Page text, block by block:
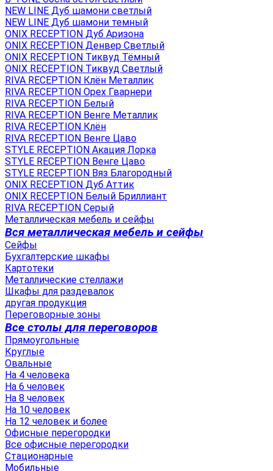
NEW LINE Дуб шамони светлый
NEW LINE Дуб шамони темный
ONIX RECEPTION Дуб Аризона
ONIX RECEPTION Денвер Светлый
ONIX RECEPTION Тиквуд Тёмный
ONIX RECEPTION Тиквуд Светлый
RIVA RECEPTION Клён Металлик
RIVA RECEPTION Орех Гварнери
RIVA RECEPTION Белый
RIVA RECEPTION Венге Металлик
RIVA RECEPTION Клён
RIVA RECEPTION Венге Цаво
STYLE RECEPTION Акация Лорка
STYLE RECEPTION Венге Цаво
STYLE RECEPTION Вяз Благородный
ONIX RECEPTION Дуб Аттик
ONIX RECEPTION Белый Бриллиант
RIVA RECEPTION Серый
Металлическая мебель и сейфы
Вся металлическая мебель и сейфы
Сейфы
Бухгалтерские шкафы
Картотеки
Металлические стеллажи
Шкафы для раздевалок
другая продукция
Переговорные зоны
Все столы для переговоров
Прямоугольные
Круглые
Овальные
На 4 человека
На 6 человек
На 8 человек
На 10 человек
На 12 человек и более
Офисные перегородки
Все офисные перегородки
Стационарные
Мобильные